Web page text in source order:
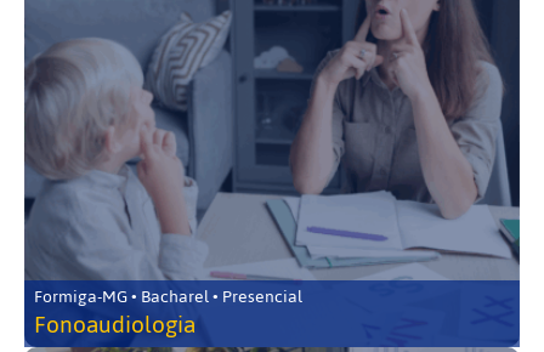
Formiga-MG • Bacharel • Presencial
Fonoaudiologia